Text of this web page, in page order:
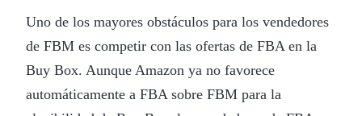
Uno de los mayores obstáculos para los vendedores
de FBM es competir con las ofertas de FBA en la
Buy Box. Aunque Amazon ya no favorece
automáticamente a FBA sobre FBM para la